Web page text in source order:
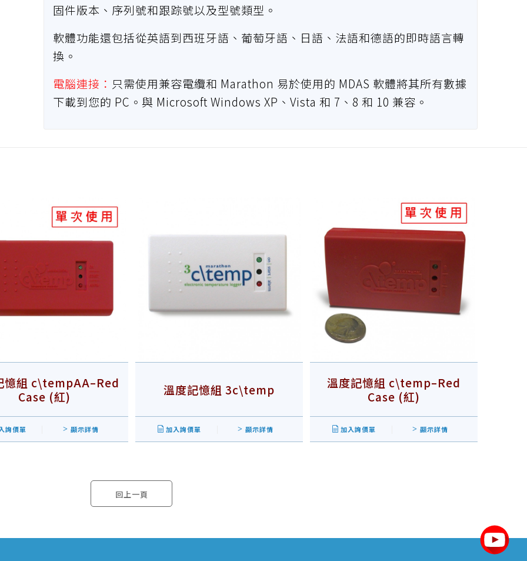
固件版本、序列號和跟踪號以及型號類型。
軟體功能還包括從英語到西班牙語、葡萄牙語、日語、法語和德語的即時語言轉
換。
電腦連接： 只需使用兼容電纜和 Marathon 易於使用的 MDAS 軟體將其所有數據
下載到您的 PC。與 Microsoft Windows XP、Vista 和 7、8 和 10 兼容。
憶組 c\tempAA–Red
Case (紅)
詢價單 顯示詳情
溫度記憶組 3c\temp
加入詢價單 顯示詳情
溫度記憶組 c\temp–Red
Case (紅)
加入詢價單 顯示詳情
回上一頁